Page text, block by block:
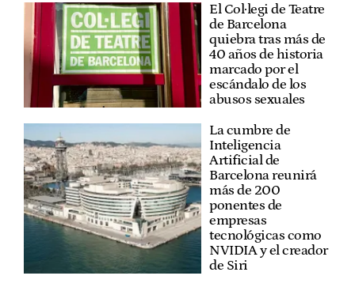
El Col·legi de Teatre
de Barcelona
quiebra tras más de
40 años de historia
marcado por el
escándalo de los
abusos sexuales
La cumbre de
Inteligencia
Artificial de
Barcelona reunirá
más de 200
ponentes de
empresas
tecnológicas como
NVIDIA y el creador
de Siri